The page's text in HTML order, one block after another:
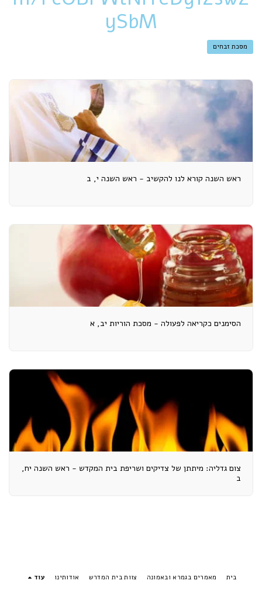
ySbM
מסכת זבחים
ראש השנה קורא לנו להקשיב - ראש השנה י, ב
הסימנים כקריאה לפעולה - מסכת הוריות יב, א
צום גדליה: מיתתן של צדיקים ושריפת בית המקדש - ראש השנה יח,
ב
בית מאמרים בגמרא ובאמונה צוות בית המדרש אודותינו עוד